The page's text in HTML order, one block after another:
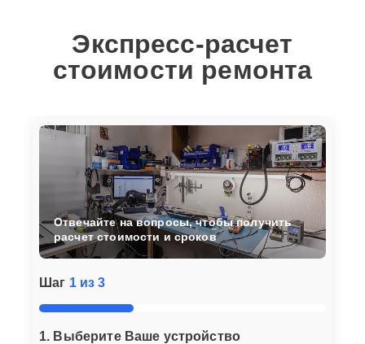
Экспресс-расчет
стоимости ремонта
Шаг 1 из 3
1. Выберите Ваше устройство
Отвечайте на вопросы, чтобы получить
расчет стоимости и сроков